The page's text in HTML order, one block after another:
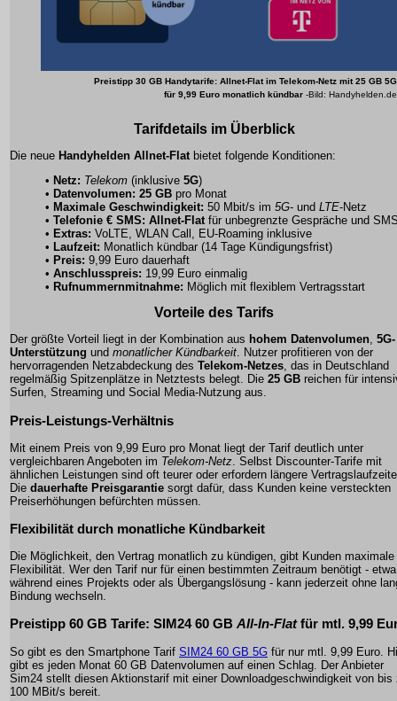
Preistipp 30 GB Handytarife: Allnet-Flat im Telekom-Netz mit 25 GB 5G
für 9,99 Euro monatlich kündbar -Bild: Handyhelden.de
Tarifdetails im Überblick
Die neue Handyhelden Allnet-Flatbietet folgende Konditionen:
• Netz: Telekom (inklusive 5G)
• Datenvolumen: 25 GB pro Monat
• Maximale Geschwindigkeit: 50 Mbit/s im 5G- und LTE-Netz
• Telefonie € SMS: Allnet-Flatfür unbegrenzte Gespräche und
• Extras: VoLTE, WLAN Call, EU-Roaming inklusive
• Laufzeit: Monatlich kündbar (14 Tage Kündigungsfrist)
• Preis: 9,99 Euro dauerhaft
• Anschlusspreis: 19,99 Euro einmalig
• Rufnummernmitnahme: Möglich mit flexiblem Vertragsstart
Vorteile des Tarifs
Der größte Vorteil liegt in der Kombination aus hohem Datenvolumen, 5G-
Unterstützung und monatlicher Kündbarkeit. Nutzer profitieren von der
hervorragenden Netzabdeckung des Telekom-Netzes, das in Deutschland
regelmäßig Spitzenplätze in Netztests belegt. Die 25 GB reichen für
Surfen, Streaming und Social Media-Nutzung aus.
Preis-Leistungs-Verhältnis
Mit einem Preis von 9,99 Euro pro Monat liegt der Tarif deutlich unter
vergleichbaren Angeboten im Telekom-Netz . Selbst Discounter-Tarife mit
ähnlichen Leistungen sind oft teurer oder erfordern längere
Die dauerhafte Preisgarantie sorgt dafür, dass Kunden keine versteckten
Preiserhöhungen befürchten müssen.
Flexibilität durch monatliche Kündbarkeit
Die Möglichkeit, den Vertrag monatlich zu kündigen, gibt Kunden maximale
Flexibilität. Wer den Tarif nur für einen bestimmten Zeitraum benötigt - etwa
während eines Projekts oder als Übergangslösung - kann jederzeit ohne
Bindung wechseln.
Preistipp 60 GB Tarife: SIM24 60 GB All-In-Flatfür mtl. 9,99
So gibt es den Smartphone Tarif SIM24 60 GB 5G für nur mtl. 9,99 Euro.
gibt es jeden Monat 60 GB Datenvolumen auf einen Schlag. Der Anbieter
Sim24 stellt diesen Aktionstarif mit einer Downloadgeschwindigkeit von bis
100 MBit/s bereit.